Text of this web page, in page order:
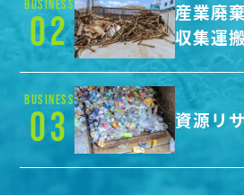
BUSINESS
02
産業廃
収集運
BUSINESS
03 資源リ